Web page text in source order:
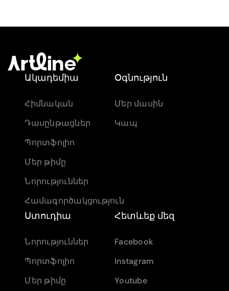
Ակադեմիա
Հիմնական
Դասընթացներ
Պորտֆոլիո
Մեր թիմը
Նորություններ
Համագործակցություն
Օգնություն
Մեր մասին
Կապ
Ստուդիա
Նորություններ
Պորտֆոլիո
Մեր թիմը
Հետևեք մեզ
Facebook
Instagram
Youtube